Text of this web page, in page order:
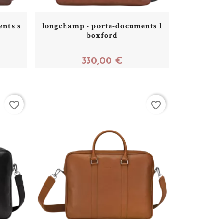
s
longchamp - porte-documents l
boxford
330,00 €
favorite_border favorite_border